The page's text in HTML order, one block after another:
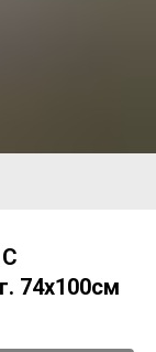
74х100см